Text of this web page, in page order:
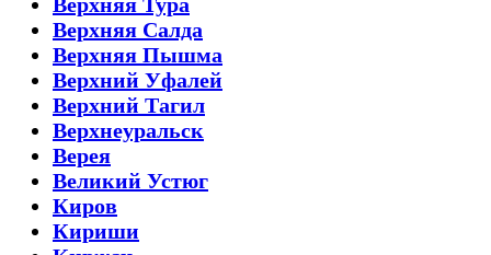
Верхняя Тура
Верхняя Салда
Верхняя Пышма
Верхний Уфалей
Верхний Тагил
Верхнеуральск
Верея
Великий Устюг
Киров
Кириши